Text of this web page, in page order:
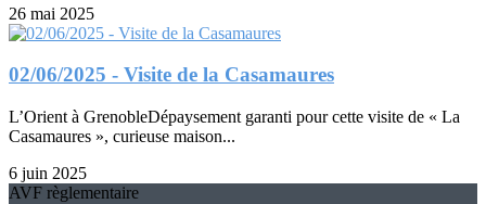
26 mai 2025
02/06/2025 - Visite de la Casamaures
L’Orient à GrenobleDépaysement garanti pour cette visite de « La
Casamaures », curieuse maison...
6 juin 2025
AVF règlementaire